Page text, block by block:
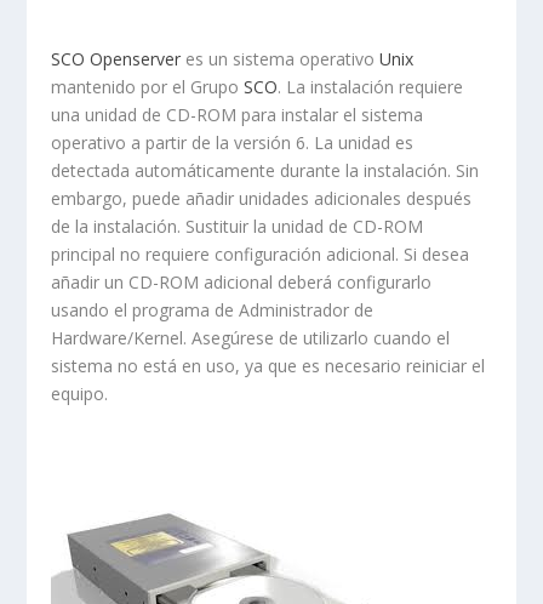
SCO Openserver es un sistema operativoUnix
mantenido por el GrupoSCO. La instalación requiere
una unidad de CD-ROM para instalar el sistema
operativo a partir de la versión 6. La unidad es
detectada automáticamente durante la instalación. Sin
embargo, puede añadir unidades adicionales después
de la instalación. Sustituir la unidad de CD-ROM
principal no requiere configuración adicional. Si desea
añadir un CD-ROM adicional deberá configurarlo
usando el programa de Administrador de
Hardware/Kernel. Asegúrese de utilizarlo cuando el
sistema no está en uso, ya que es necesario reiniciar el
equipo.